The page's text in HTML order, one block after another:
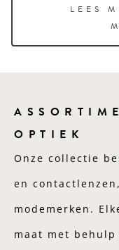
LEES
OPTIEK
Onze collectie
en
modemerken.
maat met behulp